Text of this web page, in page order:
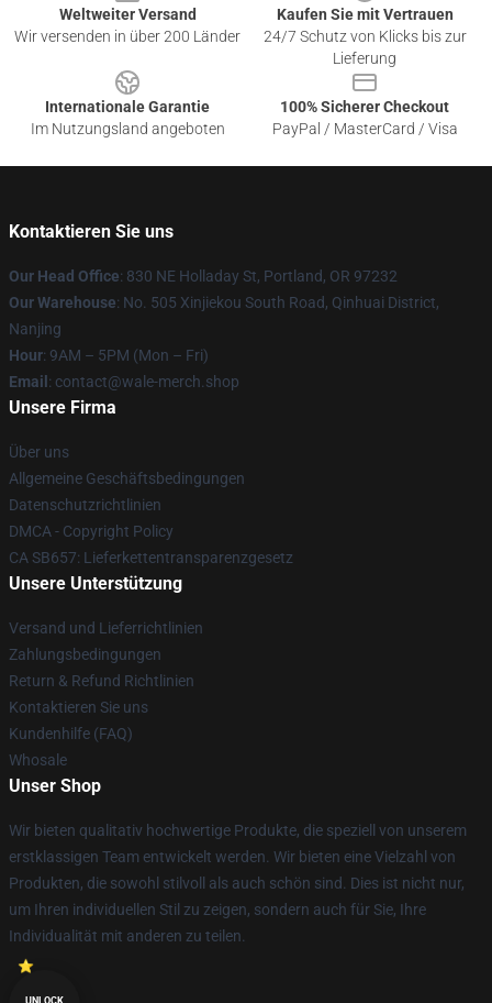
Weltweiter Versand
Wir versenden in über 200 Länder
Kaufen Sie mit Vertrauen
24/7 Schutz von Klicks bis zur
Lieferung
Internationale Garantie
Im Nutzungsland angeboten
100% Sicherer Checkout
PayPal / MasterCard / Visa
Kontaktieren Sie uns
Our Head Office: 830 NE Holladay St, Portland, OR 97232
Our Warehouse: No. 505 Xinjiekou South Road, Qinhuai District,
Nanjing
Hour: 9AM – 5PM (Mon – Fri)
Email : contact@wale-merch.shop
Unsere Firma
Über uns
Allgemeine Geschäftsbedingungen
Datenschutzrichtlinien
DMCA - Copyright Policy
CA SB657: Lieferkettentransparenzgesetz
Unsere Unterstützung
Versand und Lieferrichtlinien
Zahlungsbedingungen
Return & Refund Richtlinien
Kontaktieren Sie uns
Kundenhilfe (FAQ)
Whosale
Unser Shop
Wir bieten qualitativ hochwertige Produkte, die speziell von unserem
erstklassigen Team entwickelt werden. Wir bieten eine Vielzahl von
Produkten, die sowohl stilvoll als auch schön sind. Dies ist nicht nur,
um Ihren individuellen Stil zu zeigen, sondern auch für Sie, Ihre
Individualität mit anderen zu teilen.
UNLOCK